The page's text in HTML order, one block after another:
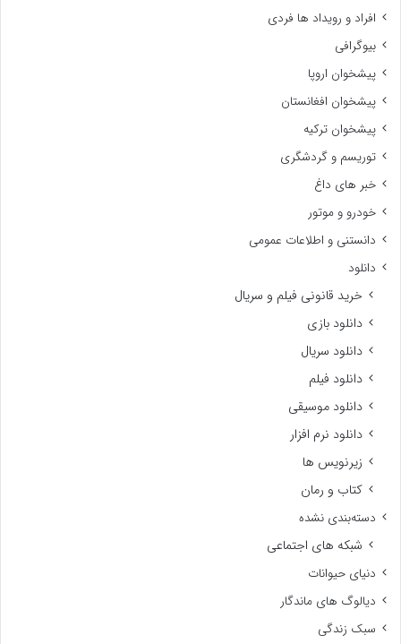
افراد و رویداد ها فردی
بیوگرافی
پیشخوان اروپا
پیشخوان افغانستان
پیشخوان ترکیه
توریسم و گردشگری
خبر های داغ
خودرو و موتور
دانستنی و اطلاعات عمومی
دانلود
خرید قانونی فیلم و سریال
دانلود بازی
دانلود سریال
دانلود فیلم
دانلود موسیقی
دانلود نرم افزار
زیرنویس ها
کتاب و رمان
دسته‌بندی نشده
شبکه های اجتماعی
دنیای حیوانات
دیالوگ های ماندگار
سبک زندگی